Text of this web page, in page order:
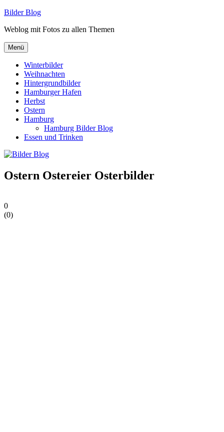
Zum
springen
Bilder Blog
Weblog mit Fotos zu allen Themen
Menü
Winterbilder
Weihnachten
Hintergrundbilder
Hamburger Hafen
Herbst
Ostern
Hamburg
Hamburg Bilder Blog
Essen und Trinken
Ostern Ostereier Osterbilder
0
(0)